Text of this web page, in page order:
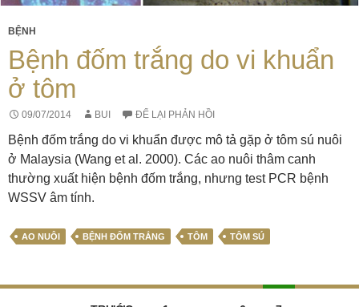
BỆNH
Bệnh đốm trắng do vi khuẩn
ở tôm
09/07/2014 BUI ĐỂ LẠI PHẢN HỒI
Bệnh đốm trắng do vi khuẩn được mô tả gặp ở tôm sú nuôi
ở Malaysia (Wang et al. 2000). Các ao nuôi thâm canh
thường xuất hiện bệnh đốm trắng, nhưng test PCR bệnh
WSSV âm tính.
AO NUÔI BỆNH ĐỐM TRẮNG TÔM TÔM SÚ